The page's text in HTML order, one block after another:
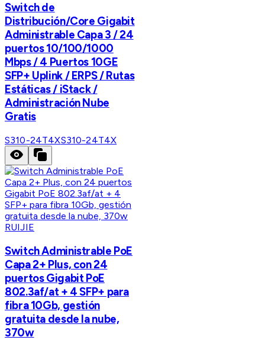
Switch de
Distribución/Core Gigabit
Administrable Capa 3 / 24
puertos 10/100/1000
Mbps / 4 Puertos 10GE
SFP+ Uplink / ERPS / Rutas
Estáticas / iStack /
Administración Nube
Gratis
S310-24T4XS310-24T4X
RUIJIE
Switch Administrable PoE
Capa 2+ Plus, con 24
puertos Gigabit PoE
802.3af/at + 4 SFP+ para
fibra 10Gb, gestión
gratuita desde la nube,
370w